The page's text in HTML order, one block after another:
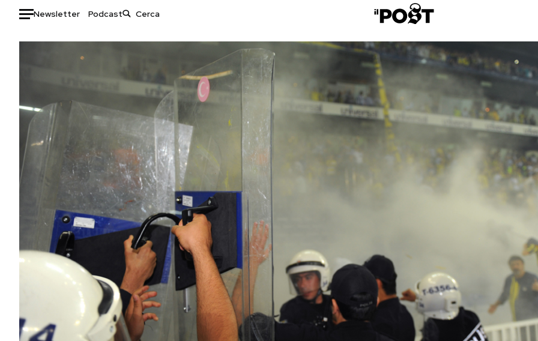
Newsletter Podcast
Auto
Italia
Tecnologia
Internet
Cultura
Economia
Sport
Moda
Libri
Consumismi
Storie/Idee
Ok Boomer!
Media
Europa
Altrecose
Mondiali calcio 2026
PODCAST
NEWSLETTER